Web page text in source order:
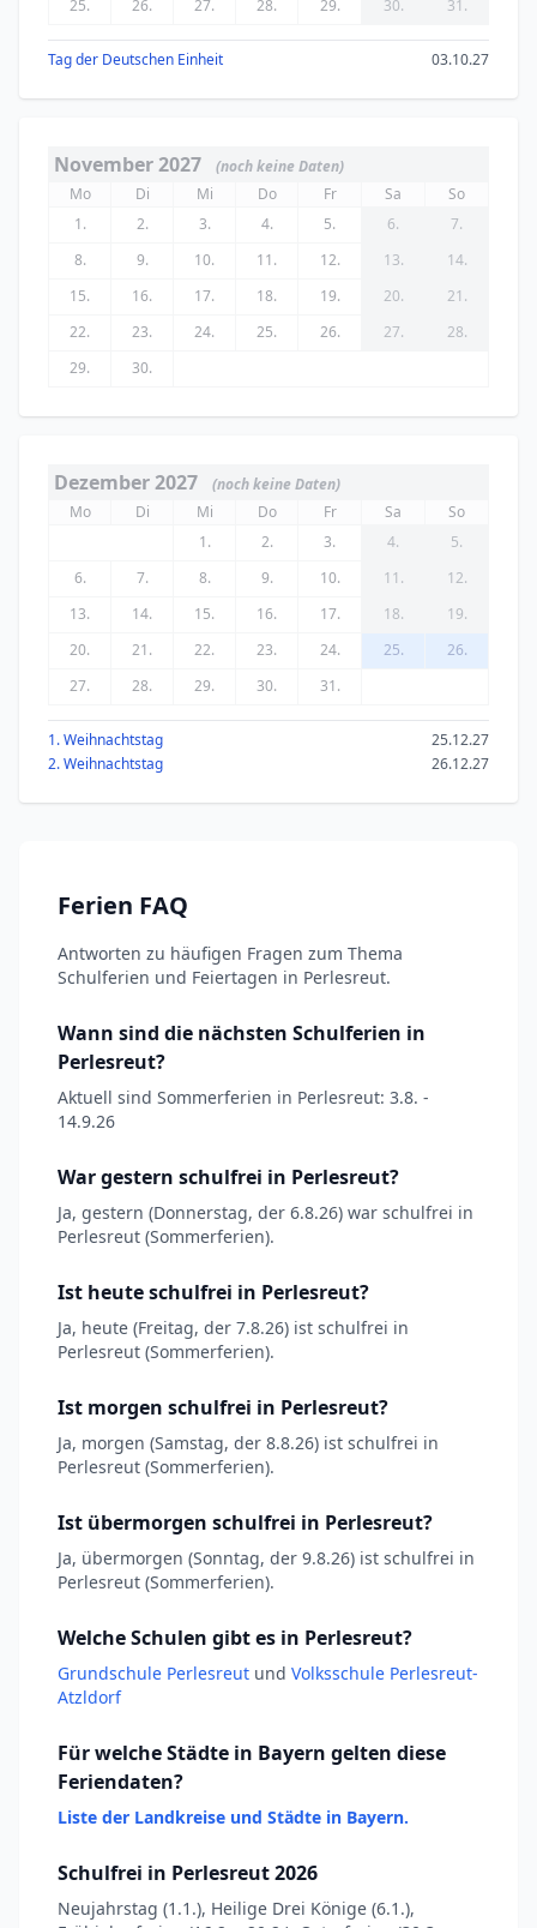
25.
26. 27. 28. 29. 30. 31.
Tag der Deutschen Einheit 03.10.27
November 2027
(noch keine Daten)
Mo
Di Mi Do Fr Sa
So
1.
2. 3. 4. 5. 6.
7.
8.
9. 10. 11. 12. 13.
14.
15.
16. 17. 18. 19. 20.
21.
22.
23. 24. 25. 26. 27.
28.
29.
30.
Dezember 2027
(noch keine Daten)
Mo
Di Mi Do Fr Sa
So
1.
2. 3. 4.
5.
6.
7. 8. 9. 10. 11.
12.
13.
14. 15. 16. 17. 18.
19.
20.
21. 22. 23. 24. 25.
26.
27.
28. 29. 30. 31.
1. Weihnachtstag
25.12.27
2. Weihnachtstag
26.12.27
Ferien FAQ
Antworten zu häufigen Fragen zum Thema
Schulferien und Feiertagen in Perlesreut.
Wann sind die nächsten Schulferien in
Perlesreut?
Aktuell sind Sommerferien in Perlesreut: 3.8. -
14.9.26
War gestern schulfrei in Perlesreut?
Ja, gestern (Donnerstag, der 6.8.26) war schulfrei in
Perlesreut (Sommerferien).
Ist heute schulfrei in Perlesreut?
Ja, heute (Freitag, der 7.8.26) ist schulfrei in
Perlesreut (Sommerferien).
Ist morgen schulfrei in Perlesreut?
Ja, morgen (Samstag, der 8.8.26) ist schulfrei in
Perlesreut (Sommerferien).
Ist übermorgen schulfrei in Perlesreut?
Ja, übermorgen (Sonntag, der 9.8.26) ist schulfrei in
Perlesreut (Sommerferien).
Welche Schulen gibt es in Perlesreut?
Grundschule Perlesreut und Volksschule Perlesreut-
Atzldorf
Für welche Städte in Bayern gelten diese
Feriendaten?
Liste der Landkreise und Städte in Bayern.
Schulfrei in Perlesreut 2026
Neujahrstag (1.1.), Heilige Drei Könige (6.1.),